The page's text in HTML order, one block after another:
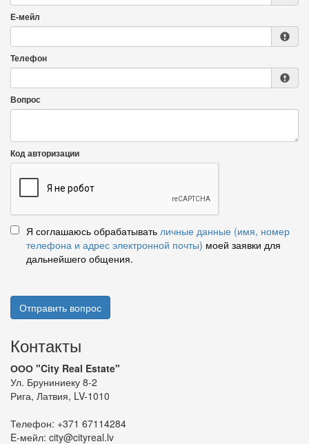
Е-мейл
Телефон
Вопрос
Код авторизации
Я соглашаюсь обрабатывать личные данные (имя, номер
телефона и адрес электронной почты) моей заявки для
дальнейшего общения.
Отправить вопрос
Контакты
ООО "City Real Estate"
Ул. Бруниниеку 8-2
Рига, Латвия, LV-1010
Телефон: +371 67114284
E-мейл: city@cityreal.lv